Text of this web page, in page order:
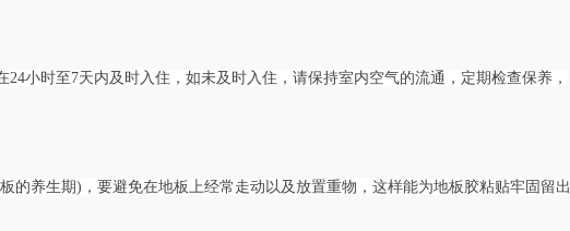
小时至7天内及时入住，如未及时入住，请保持室内空气的流通，定期检查保养，
的养生期)，要避免在地板上经常走动以及放置重物，这样能为地板胶粘贴牢固留出